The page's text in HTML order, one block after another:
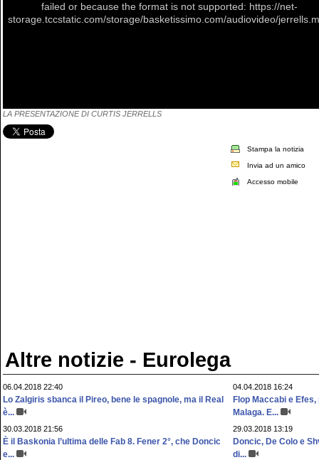
failed or because the format is not supported: https://net-
storage.tccstatic.com/storage/basketissimo.com/audiovideo/
LA PRESENTAZIONE DI CURTIS JERRELLS
Stampa la notizia
Invia ad un amico
Accesso mobile
Altre notizie - Eurolega
06.04.2018 22:40
Lo Zalgiris sbanca il Pireo, bene le spagnole, ma il Real
è...
04.04.2018 16:24
Flop Maccabi e
Malaga. E...
30.03.2018 21:56
È il Baskonia l’ultima delle Fab 8. Fener 2°, che Doncic
e...
29.03.2018 13:19
Doncic, De Colo e
di...